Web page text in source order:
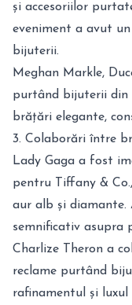
și accesoriilor
eveniment a avut
bijuterii.
Meghan Markle,
purtând bijuterii din
brățări elegante,
3. Colaborări între
Lady Gaga a fost
pentru Tiffany &
aur alb și diamante.
semnificativ asupra
Charlize Theron a
reclame purtând
rafinamentul și luxul